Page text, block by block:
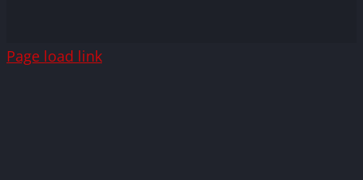
Page load link